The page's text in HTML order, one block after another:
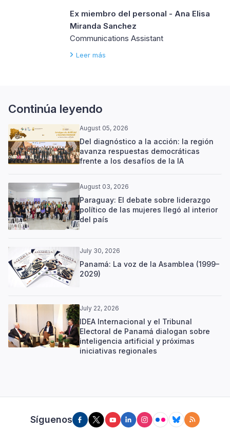
Ex miembro del personal - Ana Elisa
Miranda Sanchez
Communications Assistant
Leer más
Continúa leyendo
August 05, 2026
Del diagnóstico a la acción: la región
avanza respuestas democráticas
frente a los desafíos de la IA
August 03, 2026
Paraguay: El debate sobre liderazgo
político de las mujeres llegó al interior
del país
July 30, 2026
Panamá: La voz de la Asamblea (1999–
2029)
July 22, 2026
IDEA Internacional y el Tribunal
Electoral de Panamá dialogan sobre
inteligencia artificial y próximas
iniciativas regionales
Síguenos